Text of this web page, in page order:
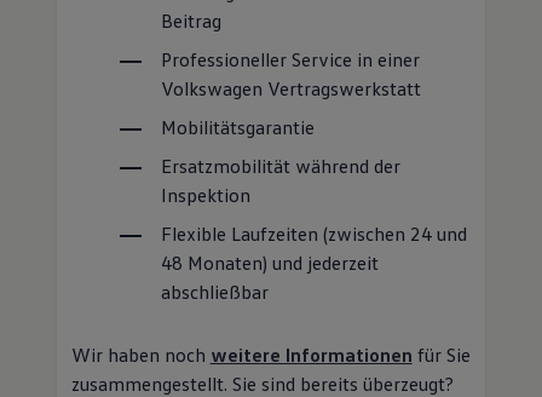
Mobilitätsgarantie
Ersatzmobilität während der
Inspektion
Flexible Laufzeiten (zwischen 24 und
abschließbar
Wir haben nochweitere Informationenfür Sie
zusammengestellt. Sie sind bereits überzeugt?
Dann nutzen Sie gern den Online-Antrag.
Wartung & Inspektion berechnen und
beantragen